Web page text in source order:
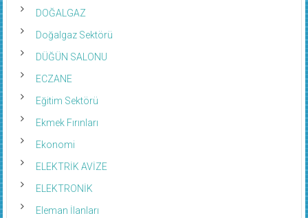
DOĞALGAZ
Doğalgaz Sektörü
DÜĞÜN SALONU
ECZANE
Eğitim Sektörü
Ekmek Fırınları
Ekonomi
ELEKTRİK AVİZE
ELEKTRONİK
Eleman İlanları